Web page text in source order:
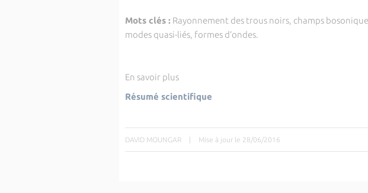
Mots clés : Rayonnement des trous noirs, champs
modes quasi-liés, formes d’ondes.
En savoir plus
Résumé scientifique
DAVID MOUNGAR | Mise à jour le 28/06/2016